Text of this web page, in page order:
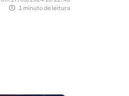
1 minuto de leitura